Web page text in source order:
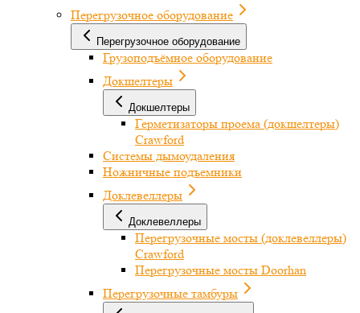
Перегрузочное оборудование
Перегрузочное оборудование
Грузоподъёмное оборудование
Докшелтеры
Докшелтеры
Герметизаторы проема (докшелтеры)
Crawford
Системы дымоудаления
Ножничные подъемники
Доклевеллеры
Доклевеллеры
Перегрузочные мосты (доклевеллеры)
Crawford
Перегрузочные мосты Doorhan
Перегрузочные тамбуры